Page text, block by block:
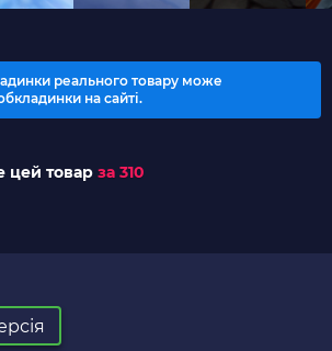
реального товару може
на сайті.
цей товар за 310